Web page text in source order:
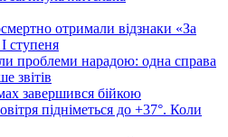
отримали відзнаки «За
ступеня
проблеми нарадою: одна справа
звітів
завершився бійкою
підніметься до +37°. Коли